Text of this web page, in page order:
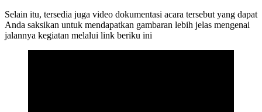
Selain itu, tersedia juga video dokumentasi acara tersebut yang dapat
Anda saksikan untuk mendapatkan gambaran lebih jelas mengenai
jalannya kegiatan melalui link beriku ini